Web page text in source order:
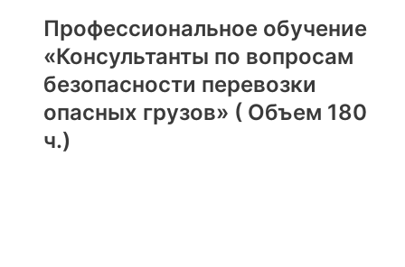
Профессиональное обучение
«Консультанты по вопросам
безопасности перевозки
опасных грузов» ( Объем 180
ч.)